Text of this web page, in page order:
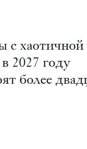
с хаотичной
2027 году
более